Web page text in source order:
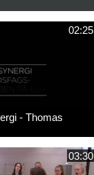
02:25
- Thomas
03:30